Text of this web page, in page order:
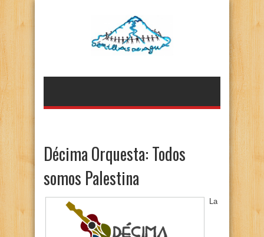
Décima Orquesta: Todos
somos Palestina
La